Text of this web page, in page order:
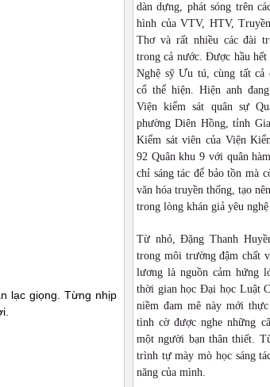
lạc giọng. Từng nhịp
dàn dựng, phát sóng trên
hình của VTV, HTV,
Thơ và rất nhiều các đài
trong cả nước. Được hầu hết
Nghệ sỹ Ưu tú, cùng tất cả
cổ thể hiện. Hiện anh
Viện kiểm sát quân sự
phường Diên Hồng, tỉnh
Kiểm sát viên của Viện
92 Quân khu 9 với quân
chỉ sáng tác để bảo tồn mà
văn hóa truyền thống, tạo
trong lòng khán giả yêu
Từ nhỏ, Đặng Thanh
trong môi trường đậm chất
lương là nguồn cảm hứng
thời gian học Đại học Luật
niềm đam mê này mới
tình cờ được nghe những
một người bạn thân thiết.
trình tự mày mò học sáng
năng của mình.